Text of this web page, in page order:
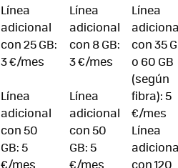
Línea
adicional
con 25 GB:
3 €/mes
Línea
adicional
con 50
GB: 5
€/mes
Línea
adicional
con 8 GB:
3 €/mes
Línea
adicional
con 50
GB: 5
€/mes
Línea
con 35
o 60 GB
(según
fibra): 5
€/mes
Línea
con 120